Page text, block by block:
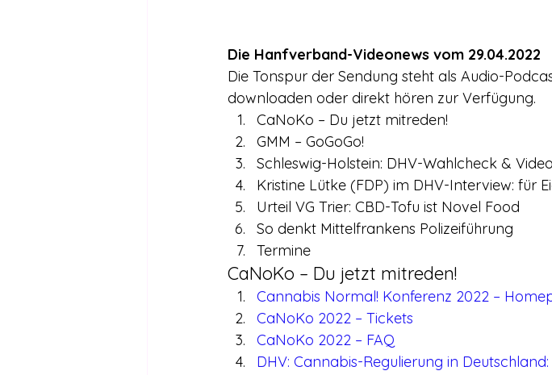
Die Hanfverband-Videonews vom 29.04.2022
Die Tonspur der Sendung steht als Audio-
downloaden oder direkt hören zur Verfügung.
CaNoKo – Du jetzt mitreden!
GMM – GoGoGo!
Schleswig-Holstein: DHV-Wahlcheck &
Kristine Lütke (FDP) im DHV-Interview: für
Urteil VG Trier: CBD-Tofu ist Novel Food
So denkt Mittelfrankens Polizeiführung
Termine
CaNoKo – Du jetzt mitreden!
Cannabis Normal! Konferenz 2022 –
CaNoKo 2022 – Tickets
CaNoKo 2022 – FAQ
DHV: Cannabis-Regulierung in